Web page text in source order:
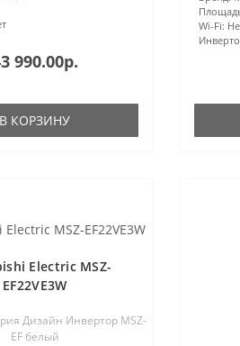
990.00р.
В КОРЗИНУ
Wi-Fi:
Electric MSZ-
EF22VE3W
Дизайн Инвертор MSZ-
EF белый